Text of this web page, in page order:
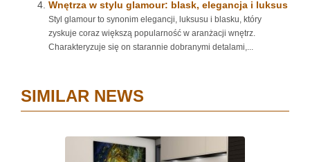
Wnętrza w stylu glamour: blask, elegancja i luksus
Styl glamour to synonim elegancji, luksusu i blasku, który
zyskuje coraz większą popularność w aranżacji wnętrz.
Charakteryzuje się on starannie dobranymi detalami,...
SIMILAR NEWS